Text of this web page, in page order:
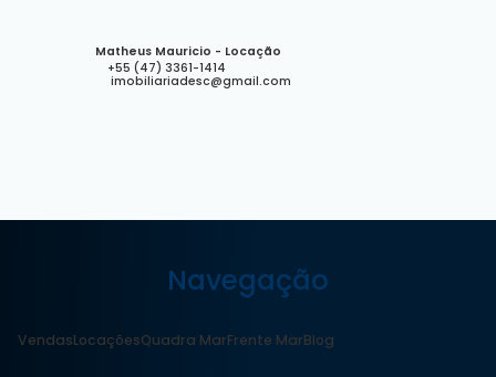
Matheus Mauricio - Locação
+55 (47) 3361-1414
imobiliariadesc@gmail.com
Navegação
VendasLocaçõesQuadra MarFrente MarBlog